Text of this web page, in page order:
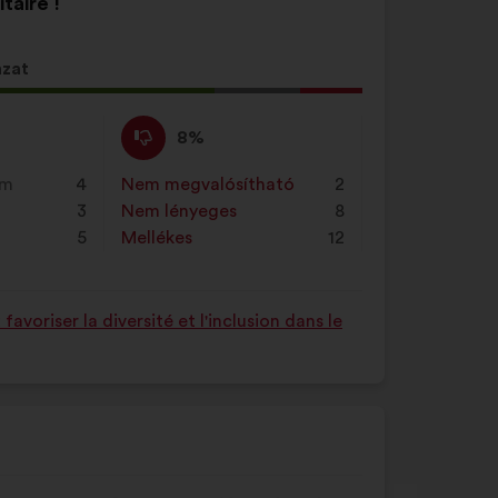
4
3
5
Nem
értek
egyet
:
8%
Ezt
a
javaslatot
a
következő
Nem megvalósítható
: 2
szer
Nem lényeges
: 8
szer
Mellékes
: 12
szer
favoriser la diversité et l'inclusion dans le